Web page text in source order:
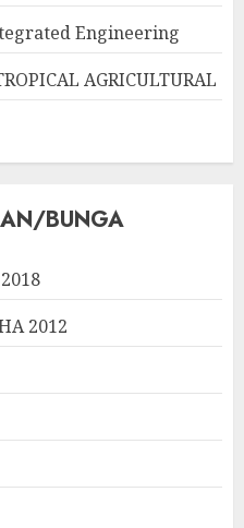
Engineering
AGRICULTURAL
BUNGA
2012